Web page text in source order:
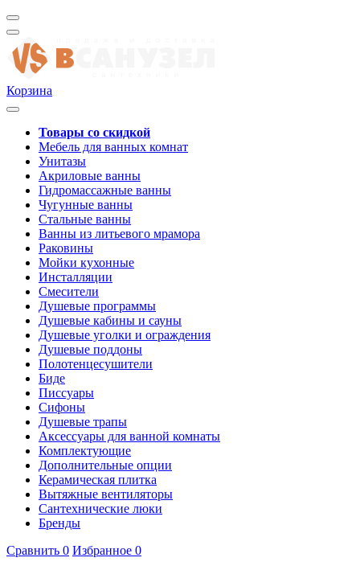
Корзина
Товары со скидкой
Мебель для ванных комнат
Унитазы
Акриловые ванны
Гидромассажные ванны
Чугунные ванны
Стальные ванны
Ванны из литьевого мрамора
Раковины
Мойки кухонные
Инсталляции
Смесители
Душевые программы
Душевые кабины и сауны
Душевые уголки и ограждения
Душевые поддоны
Полотенцесушители
Биде
Писсуары
Сифоны
Душевые трапы
Аксессуары для ванной комнаты
Комплектующие
Дополнительные опции
Керамическая плитка
Вытяжные вентиляторы
Сантехнические люки
Бренды
Сравнить 0 Избранное 0